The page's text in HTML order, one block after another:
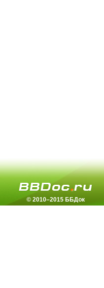
© 2010–2015 ББДок